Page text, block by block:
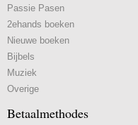
Passie Pasen
2ehands boeken
Nieuwe boeken
Bijbels
Muziek
Overige
Betaalmethodes